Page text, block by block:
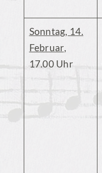
Sonntag, 14.
Februar,
17.00 Uhr